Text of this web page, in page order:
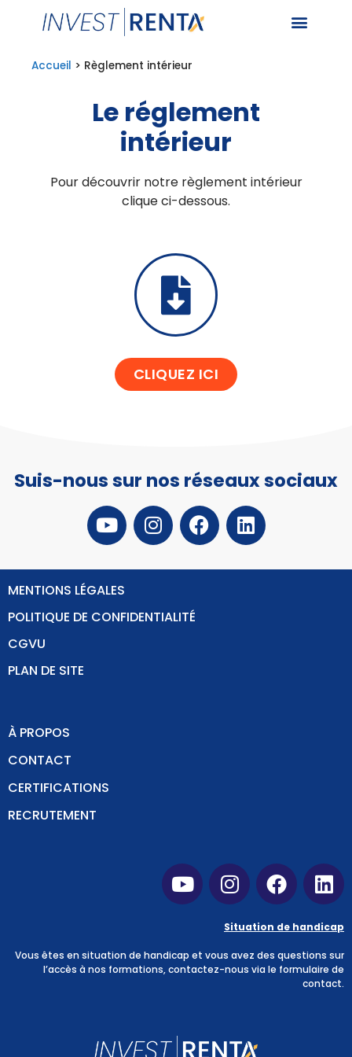
Accueil > Règlement intérieur
Le réglement
intérieur
Pour découvrir notre règlement intérieur
clique ci-dessous.
CLIQUEZ ICI
Suis-nous sur nos réseaux sociaux
MENTIONS LÉGALES
POLITIQUE DE CONFIDENTIALITÉ
CGVU
PLAN DE SITE
À PROPOS
CONTACT
CERTIFICATIONS
RECRUTEMENT
Situation de handicap
Vous êtes en situation de handicap et vous avez des questions sur
l’accès à nos formations, contactez-nous via le formulaire de
contact.